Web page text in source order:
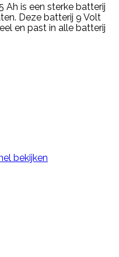
Ah is een sterke batterij
Deze batterij 9 Volt
en past in alle batterij
bekijken